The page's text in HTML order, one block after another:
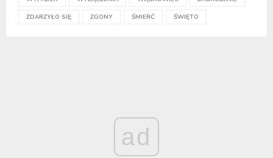
ZDARZYŁO SIĘ ZGONY ŚMIERĆ ŚWIĘTO
ad